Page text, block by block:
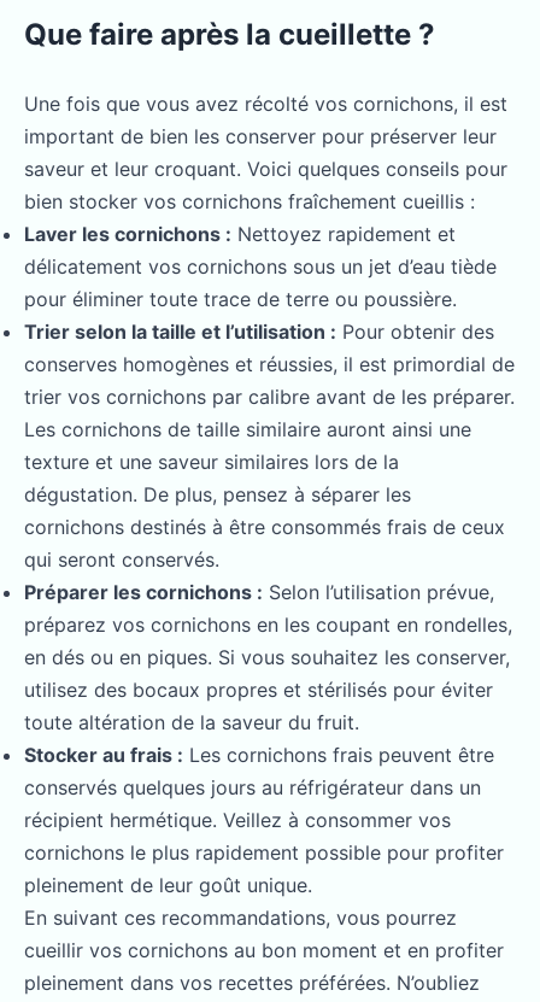
Que faire après la cueillette ?
Une fois que vous avez récolté vos cornichons, il est
important de bien les conserver pour préserver leur
saveur et leur croquant. Voici quelques conseils pour
bien stocker vos cornichons fraîchement cueillis :
Laver les cornichons : Nettoyez rapidement et
délicatement vos cornichons sous un jet d’eau tiède
pour éliminer toute trace de terre ou poussière.
Trier selon la taille et l’utilisation : Pour obtenir des
conserves homogènes et réussies, il est primordial de
trier vos cornichons par calibre avant de les préparer.
Les cornichons de taille similaire auront ainsi une
texture et une saveur similaires lors de la
dégustation. De plus, pensez à séparer les
cornichons destinés à être consommés frais de ceux
qui seront conservés.
Préparer les cornichons : Selon l’utilisation prévue,
préparez vos cornichons en les coupant en rondelles,
en dés ou en piques. Si vous souhaitez les conserver,
utilisez des bocaux propres et stérilisés pour éviter
toute altération de la saveur du fruit.
Stocker au frais : Les cornichons frais peuvent être
conservés quelques jours au réfrigérateur dans un
récipient hermétique. Veillez à consommer vos
cornichons le plus rapidement possible pour profiter
pleinement de leur goût unique.
En suivant ces recommandations, vous pourrez
cueillir vos cornichons au bon moment et en profiter
pleinement dans vos recettes préférées. N’oubliez